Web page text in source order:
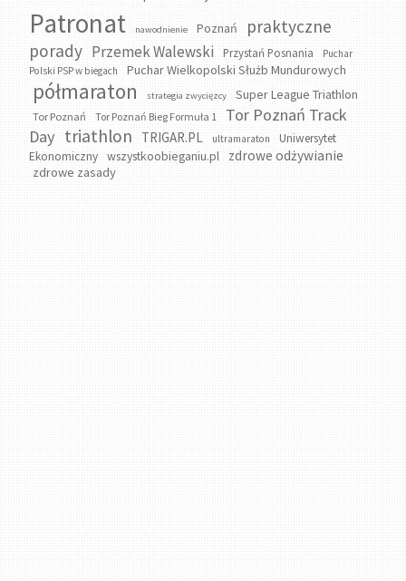
Patronat
nawodnienie Poznań
praktyczne
porady Przemek Walewski Przystań Posnania
Puchar
Polski PSP w biegach
Puchar Wielkopolski Służb Mundurowych
półmaraton strategia zwycięzcy Super League Triathlon
Tor Poznań Tor Poznań Bieg Formuła 1
Tor Poznań Track
Day triathlon TRIGAR.PL ultramaraton
Uniwersytet
Ekonomiczny
wszystkoobieganiu.pl zdrowe odżywianie
zdrowe zasady